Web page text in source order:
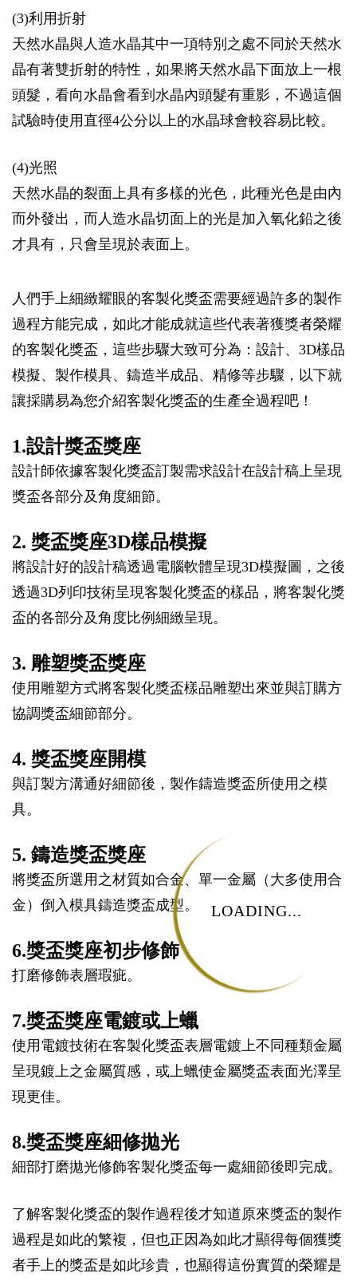
LOADING...
(3)利用折射
天然水晶與人造水晶其中一項特別之處不同於天然水
晶有著雙折射的特性，如果將天然水晶下面放上一根
頭髮，看向水晶會看到水晶內頭髮有重影，不過這個
試驗時使用直徑4公分以上的水晶球會較容易比較。
(4)光照
天然水晶的裂面上具有多樣的光色，此種光色是由內
而外發出，而人造水晶切面上的光是加入氧化鉛之後
才具有，只會呈現於表面上。
人們手上細緻耀眼的客製化獎盃需要經過許多的製作
過程方能完成，如此才能成就這些代表著獲獎者榮耀
的客製化獎盃，這些步驟大致可分為：設計、3D樣品
模擬、製作模具、鑄造半成品、精修等步驟，以下就
讓採購易為您介紹客製化獎盃的生產全過程吧！
1.設計獎盃獎座
設計師依據客製化獎盃訂製需求設計在設計稿上呈現
獎盃各部分及角度細節。
2. 獎盃獎座3D樣品模擬
將設計好的設計稿透過電腦軟體呈現3D模擬圖，之後
透過3D列印技術呈現客製化獎盃的樣品，將客製化獎
盃的各部分及角度比例細緻呈現。
3. 雕塑獎盃獎座
使用雕塑方式將客製化獎盃樣品雕塑出來並與訂購方
協調獎盃細節部分。
4. 獎盃獎座開模
與訂製方溝通好細節後，製作鑄造獎盃所使用之模
具。
5. 鑄造獎盃獎座
將獎盃所選用之材質如合金、單一金屬（大多使用合
金）倒入模具鑄造獎盃成型。
6.獎盃獎座初步修飾
打磨修飾表層瑕疵。
7.獎盃獎座電鍍或上蠟
使用電鍍技術在客製化獎盃表層電鍍上不同種類金屬
呈現鍍上之金屬質感，或上蠟使金屬獎盃表面光澤呈
現更佳。
8.獎盃獎座細修拋光
細部打磨拋光修飾客製化獎盃每一處細節後即完成。
了解客製化獎盃的製作過程後才知道原來獎盃的製作
過程是如此的繁複，但也正因為如此才顯得每個獲獎
者手上的獎盃是如此珍貴，也顯得這份實質的榮耀是